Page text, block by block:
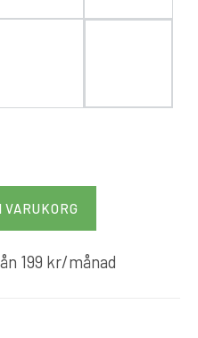
VARUKORG
199 kr/månad